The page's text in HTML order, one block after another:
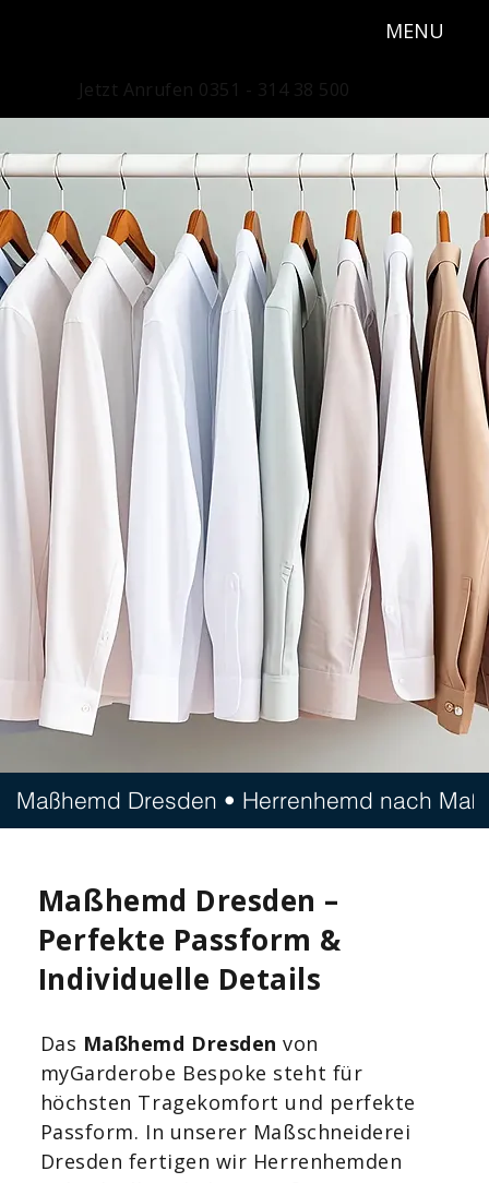
MENU
Jetzt Anrufen 0351 - 314 38 500
Maßhemd Dresden –
Perfekte Passform &
Individuelle Details
Das Maßhemd Dresdenvon
myGarderobe Bespoke steht für
höchsten Tragekomfort und perfekte
Passform. In unserer Maßschneiderei
Dresden fertigen wir Herrenhemden
Maßhemd Dresden • Herrenhemd nach